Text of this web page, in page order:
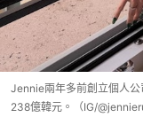
Jennie兩年多前創立個人公
238億韓元。（IG/